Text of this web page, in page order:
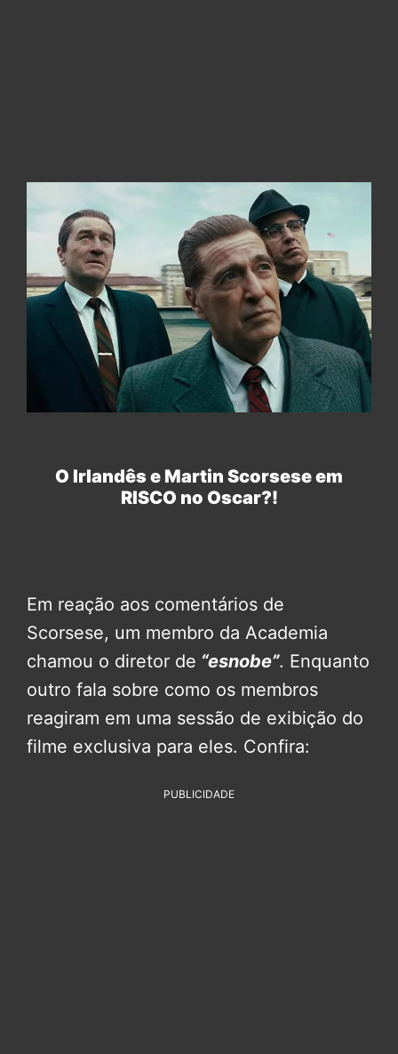
O Irlandês e Martin Scorsese em
RISCO no Oscar?!
Em reação aos comentários de
Scorsese, um membro da Academia
chamou o diretor de “esnobe”. Enquanto
outro fala sobre como os membros
reagiram em uma sessão de exibição do
filme exclusiva para eles. Confira:
PUBLICIDADE